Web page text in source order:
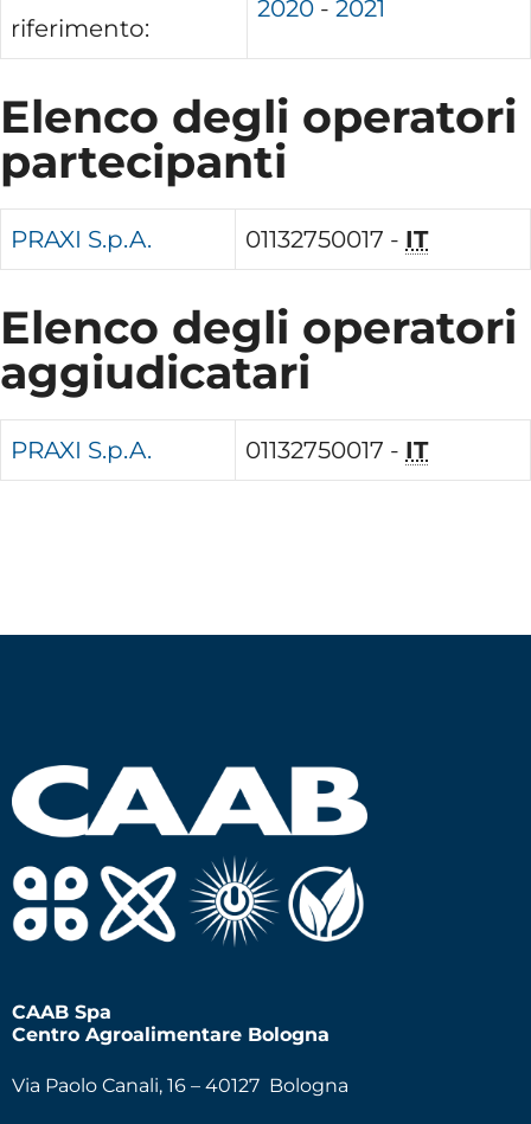
riferimento:
2020 - 2021
Elenco degli operatori
partecipanti
PRAXI S.p.A. 01132750017 - IT
Elenco degli operatori
aggiudicatari
PRAXI S.p.A. 01132750017 - IT
CAAB Spa
Centro Agroalimentare Bologna
Via Paolo Canali, 16 – 40127 Bologna